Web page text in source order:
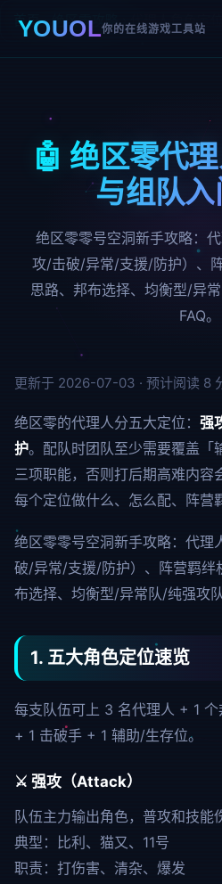
YOUOL你的在线游戏工具站
首页 › 绝区零攻略 › 代理人角色定
🤖 绝区零代
与组队
绝区零零号空洞新手攻略：
攻/击破/异常/支援/防护）、
思路、邦布选择、均衡型/异
FAQ。
更新于 2026-07-03 · 预计阅读 8
绝区零的代理人分五大定位： 强
护。配队时团队至少需要覆盖「
三项职能，否则打后期高难内容
每个定位做什么、怎么配、阵营
绝区零零号空洞新手攻略：代理
破/异常/支援/防护）、阵营羁绊
布选择、均衡型/异常队/纯强攻队
1. 五大角色定位速览
每支队伍可上 3 名代理人 + 1
+ 1 击破手 + 1 辅助/生存位。
⚔️ 强攻（Attack）
队伍主力输出角色，普攻和技能
典型：比利、猫又、11号
职责：打伤害、清杂、爆发